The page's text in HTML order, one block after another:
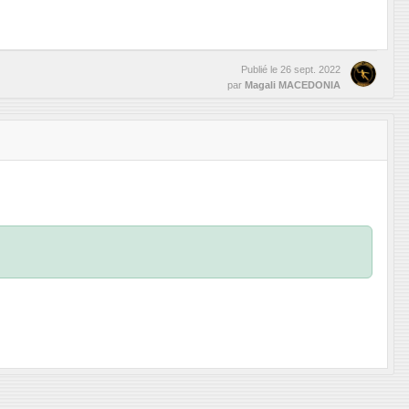
Publié le 26 sept. 2022
par Magali MACEDONIA